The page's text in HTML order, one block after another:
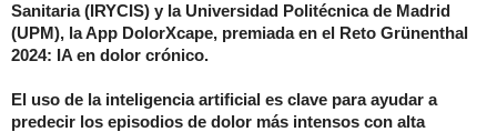
Sanitaria (IRYCIS) y la Universidad Politécnica de Madrid
(UPM), la App DolorXcape, premiada en el Reto Grünenthal
2024: IA en dolor crónico.
El uso de la inteligencia artificial es clave para ayudar a
predecir los episodios de dolor más intensos con alta